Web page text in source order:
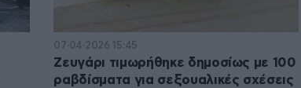
07·04·2026 15:45
Ζευγάρι τιμωρήθηκε δημοσίως με 100
ραβδίσματα για σεξουαλικές σχέσεις